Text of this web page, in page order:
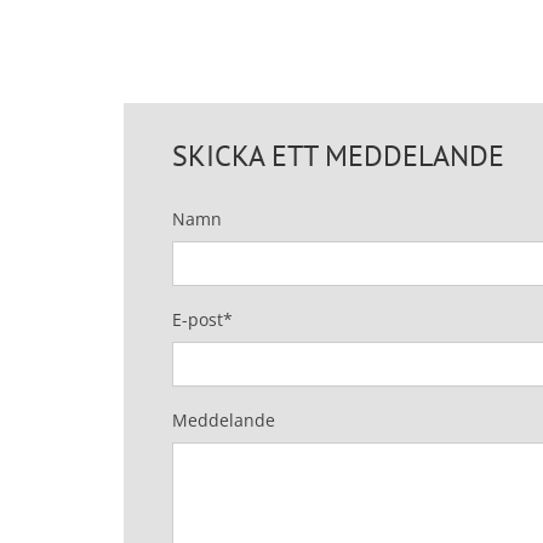
SKICKA ETT MEDDELANDE
Namn
E-post*
Meddelande